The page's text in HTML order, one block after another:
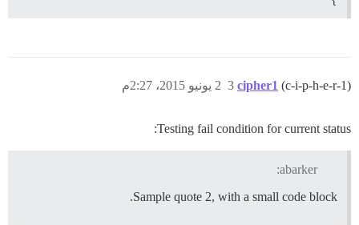
cipher1 (c-i-p-h-e-r-1) 2 يونيو 2015، 2:27م 3
Testing fail condition for current status:
abarker:
Sample quote 2, with a small code block.